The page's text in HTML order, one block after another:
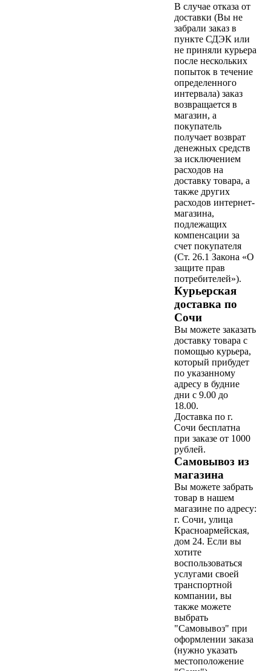
В случае отказа от
доставки (Вы не
забрали заказ в
пункте СДЭК или
не приняли курьера
после нескольких
попыток в течение
определенного
интервала) заказ
возвращается в
магазин, а
покупатель
получает возврат
денежных средств
за исключением
расходов на
доставку товара, а
также других
расходов интернет-
магазина,
подлежащих
компенсации за
счет покупателя
(Ст. 26.1 Закона «О
защите прав
потребителей»).
Курьерская
доставка по
Сочи
Вы можете заказать
доставку товара с
помощью курьера,
который прибудет
по указанному
адресу в будние
дни с 9.00 до
18.00.
Доставка по г.
Сочи бесплатна
при заказе от 1000
рублей.
Самовывоз из
магазина
Вы можете забрать
товар в нашем
магазине по адресу:
г. Сочи, улица
Красноармейская,
дом 24. Если вы
хотите
воспользоваться
услугами своей
транспортной
компании, вы
также можете
выбрать
"Самовывоз" при
оформлении заказа
(нужно указать
местоположение